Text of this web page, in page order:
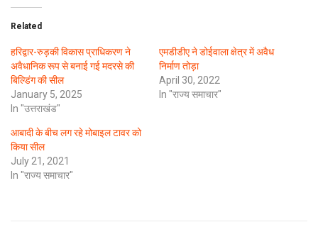
Related
हरिद्वार-रुड़की विकास प्राधिकरण ने
अवैधानिक रूप से बनाई गई मदरसे की
बिल्डिंग की सील
January 5, 2025
In "उत्तराखंड"
एमडीडीए ने डोईवाला क्षेत्र में अवैध
निर्माण तोड़ा
April 30, 2022
In "राज्य समाचार"
आबादी के बीच लग रहे मोबाइल टावर को
किया सील
July 21, 2021
In "राज्य समाचार"